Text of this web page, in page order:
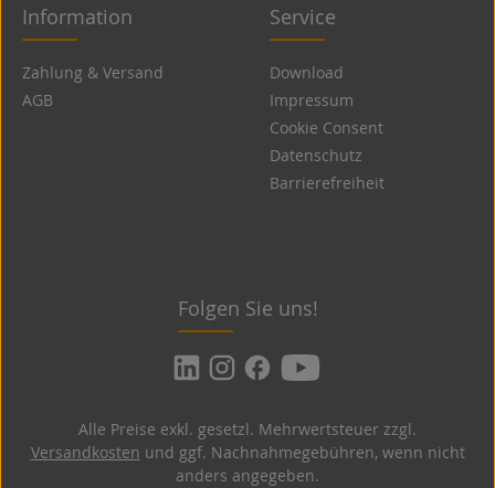
Information
Zahlung & Versand
AGB
Service
Download
Impressum
Cookie Consent
Datenschutz
Barrierefreiheit
Folgen Sie uns!
Alle Preise exkl. gesetzl. Mehrwertsteuer zzgl.
Versandkosten und ggf. Nachnahmegebühren, wenn nicht
anders angegeben.